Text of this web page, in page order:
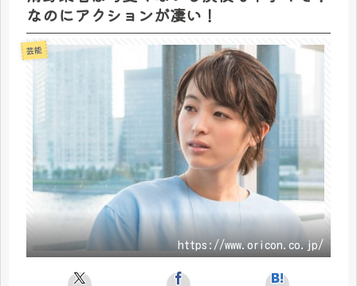
なのにアクションが凄い！
芸能
https://www.oricon.co.jp/